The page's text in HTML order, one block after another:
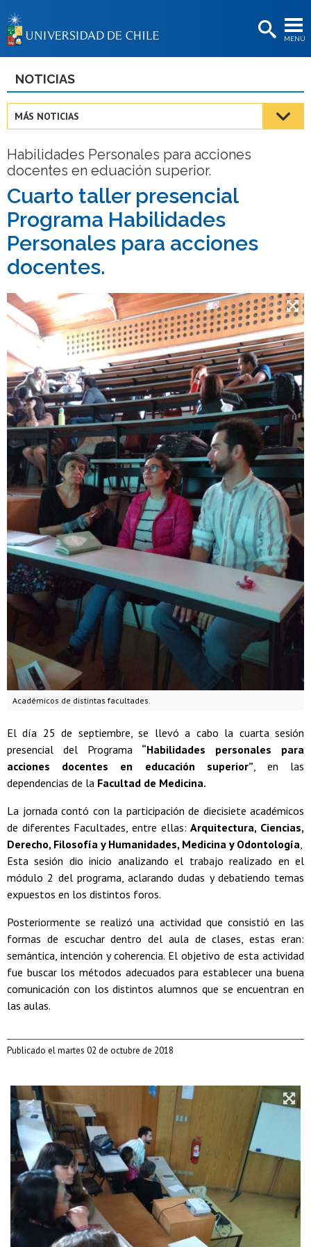
MENÚ
BIBLIOTECAS
Estudiantes
Académicas/os
Egresadas/os
NOTICIAS
MÁS NOTICIAS
Habilidades Personales para acciones
docentes en eduación superior.
Cuarto taller presencial
Programa Habilidades
Personales para acciones
docentes.
Académicos de distintas facultades.
El día 25 de septiembre, se llevó a cabo la cuarta sesión
presencial del Programa “Habilidades personales para
acciones docentes en educación superior” , en las
dependencias de la Facultad de Medicina.
La jornada contó con la participación de diecisiete académicos
de diferentes Facultades, entre ellas:Arquitectura, Ciencias,
Derecho, Filosofía y Humanidades, Medicina y Odontología
Esta sesión dio inicio analizando el trabajo realizado en el
módulo 2 del programa, aclarando dudas y debatiendo temas
expuestos en los distintos foros.
Posteriormente se realizó una actividad que consistió en las
formas de escuchar dentro del aula de clases, estas eran:
semántica, intención y coherencia. El objetivo de esta actividad
fue buscar los métodos adecuados para establecer una buena
comunicación con los distintos alumnos que se encuentran en
las aulas.
Publicado el martes 02 de octubre de 2018